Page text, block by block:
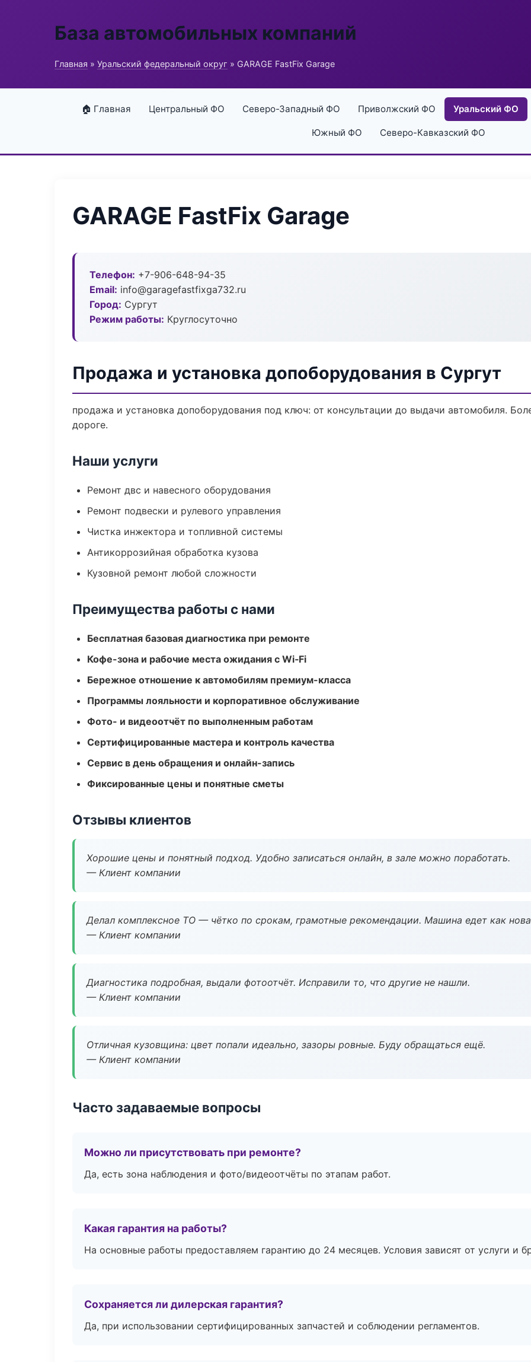
База автомобильных компаний
Главная » Уральский федеральный округ » GARAGE FastFix Garage
🏠 Главная Центральный ФО Северо-Западный ФО Приволжский ФО Уральский ФО
Южный ФО Северо-Кавказский ФО
GARAGE FastFix Garage
Телефон: +7-906-648-94-35
Email: info@garagefastfixga732.ru
Город: Сургут
Режим работы: Круглосуточно
Продажа и установка допоборудования в Сургут
продажа и установка допоборудования под ключ: от консультации до выдачи автомобиля.
дороге.
Наши услуги
Ремонт двс и навесного оборудования
Ремонт подвески и рулевого управления
Чистка инжектора и топливной системы
Антикоррозийная обработка кузова
Кузовной ремонт любой сложности
Преимущества работы с нами
Бесплатная базовая диагностика при ремонте
Кофе-зона и рабочие места ожидания с Wi‑Fi
Бережное отношение к автомобилям премиум-класса
Программы лояльности и корпоративное обслуживание
Фото- и видеоотчёт по выполненным работам
Сертифицированные мастера и контроль качества
Сервис в день обращения и онлайн-запись
Фиксированные цены и понятные сметы
Отзывы клиентов
Хорошие цены и понятный подход. Удобно записаться онлайн, в зале можно поработать.
— Клиент компании
Делал комплексное ТО — чётко по срокам, грамотные рекомендации. Машина едет как
— Клиент компании
Диагностика подробная, выдали фотоотчёт. Исправили то, что другие не нашли.
— Клиент компании
Отличная кузовщина: цвет попали идеально, зазоры ровные. Буду обращаться ещё.
— Клиент компании
Часто задаваемые вопросы
Можно ли присутствовать при ремонте?
Да, есть зона наблюдения и фото/видеоотчёты по этапам работ.
Какая гарантия на работы?
На основные работы предоставляем гарантию до 24 месяцев. Условия зависят от услуги и
Сохраняется ли дилерская гарантия?
Да, при использовании сертифицированных запчастей и соблюдении регламентов.